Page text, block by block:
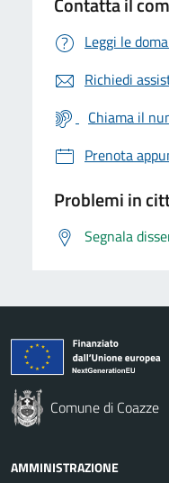
Leggi le
Richiedi
Chiama il
Prenota
Problemi in
Segnala
Comune di Coazze
AMMINISTRAZIONE